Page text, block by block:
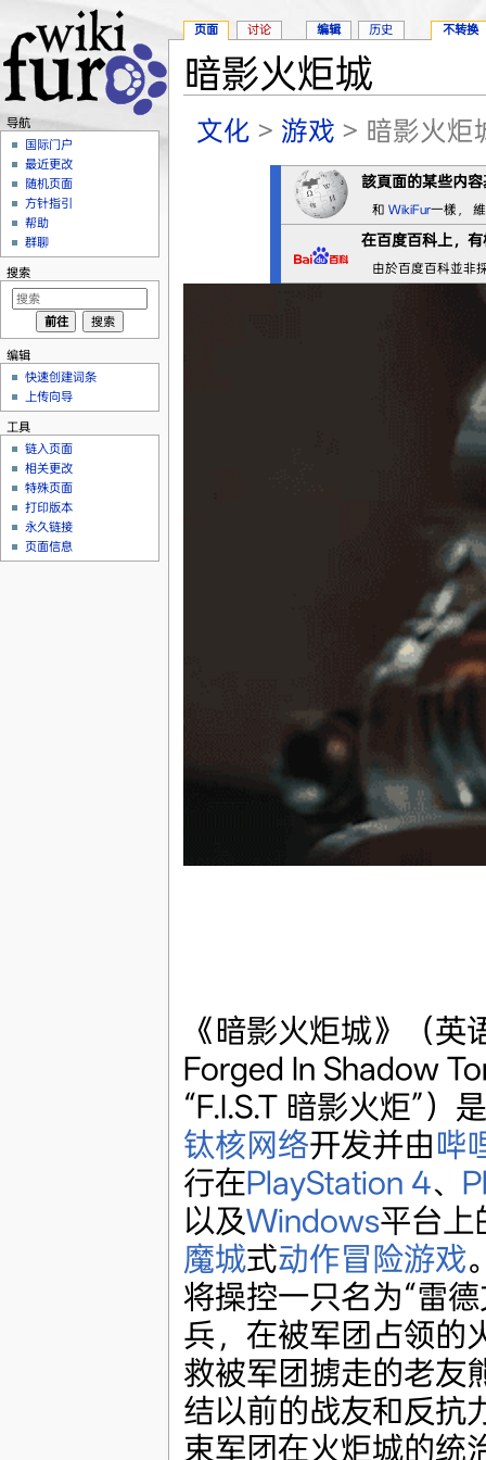
暗影火炬城
文化 > 游戏 > 暗影火炬
該頁面的某些内
和 WikiFur一樣，
在百度百科上，
由於百度百科並非
《暗影火炬城》（英
Forged In Shadow
“F.I.S.T 暗影火炬”）
钛核网络开发并由哔
行在PlayStation 4、
以及Windows平台上
魔城式动作冒险游戏
将操控一只名为“雷
兵，在被军团占领的
救被军团掳走的老友
结以前的战友和反抗
束军团在火炬城的统
页面 讨论 编辑 历史 不转换
导航
国际门户
最近更改
随机页面
方针指引
帮助
群聊
搜索
编辑
快速创建词条
上传向导
工具
链入页面
相关更改
特殊页面
打印版本
永久链接
页面信息